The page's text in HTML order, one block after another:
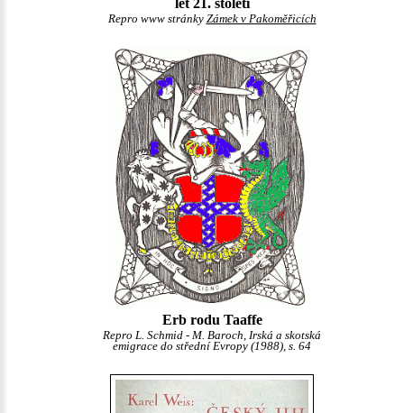
let 21. století
Repro www stránky Zámek v Pakoměřicích
Erb rodu Taaffe
Repro L. Schmid - M. Baroch, Irská a skotská
emigrace do střední Evropy (1988), s. 64